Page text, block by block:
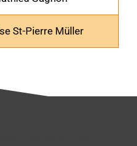
St-Pierre Müller